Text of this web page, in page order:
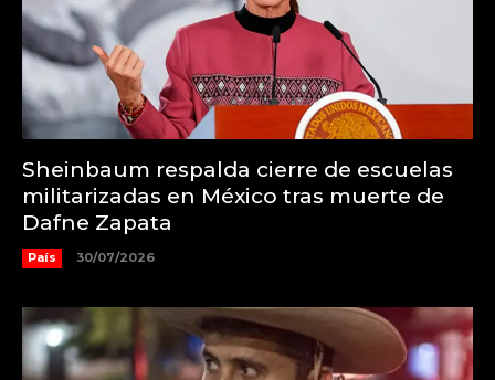
Sheinbaum respalda cierre de escuelas
militarizadas en México tras muerte de
Dafne Zapata
País 30/07/2026